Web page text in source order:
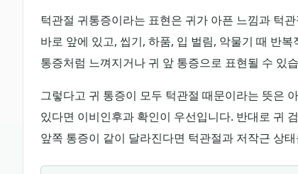
턱관절 귀통증이라는 표현은 귀가 아픈 느낌과 턱
바로 앞에 있고, 씹기, 하품, 입 벌림, 악물기 때 반
통증처럼 느껴지거나 귀 앞 통증으로 표현될 수 있
그렇다고 귀 통증이 모두 턱관절 때문이라는 뜻은
있다면 이비인후과 확인이 우선입니다. 반대로 귀
앞쪽 통증이 같이 달라진다면 턱관절과 저작근 상